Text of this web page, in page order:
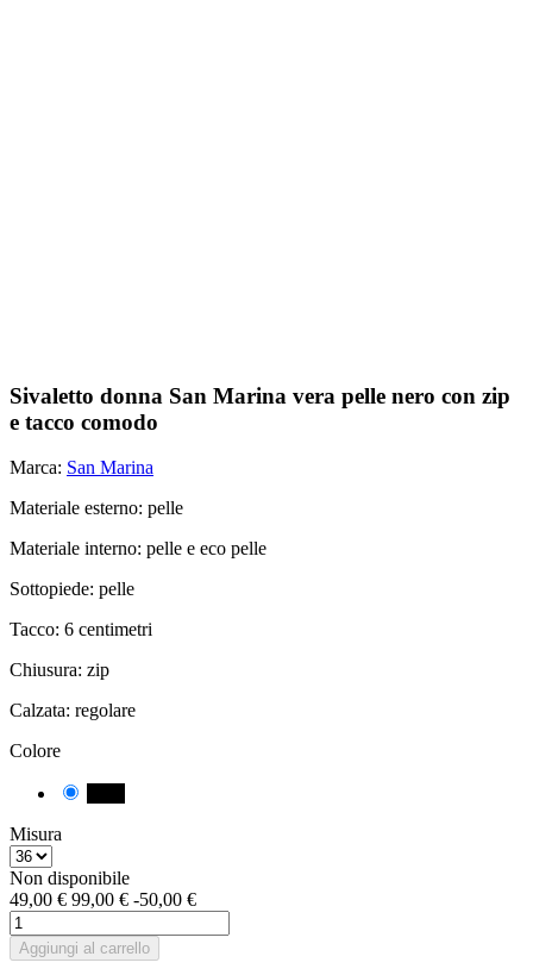
Sivaletto donna San Marina vera pelle nero con zip
e tacco comodo
Marca: San Marina
Materiale esterno: pelle
Materiale interno: pelle e eco pelle
Sottopiede: pelle
Tacco: 6 centimetri
Chiusura: zip
Calzata: regolare
Colore
Misura
Non disponibile
49,00 € 99,00 € -50,00 €
Aggiungi al carrello